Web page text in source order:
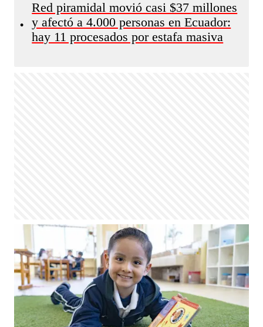
•
Red piramidal movió casi $37 millones
y afectó a 4.000 personas en Ecuador:
hay 11 procesados por estafa masiva